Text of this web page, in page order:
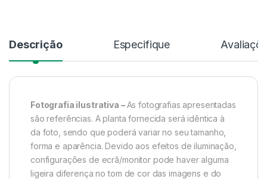
Descrição Especifique
Fotografia ilustrativa –As fotografias apresentadas
são referências. A planta fornecida será idêntica à
da foto, sendo que poderá variar no seu tamanho,
forma e aparência. Devido aos efeitos de iluminação,
configurações de ecrã/monitor pode haver alguma
ligeira diferença no tom de cor das imagens e do